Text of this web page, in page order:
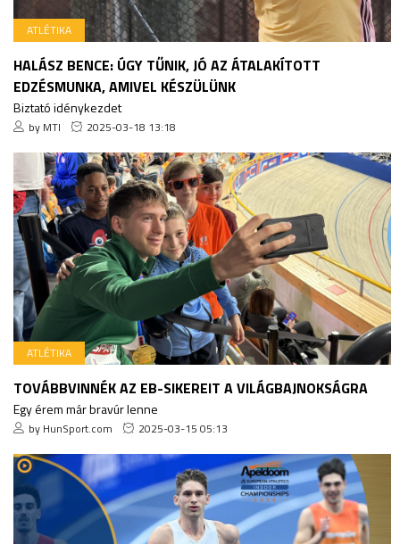
ATLÉTIKA
HALÁSZ BENCE: ÚGY TŰNIK, JÓ AZ ÁTALAKÍTOTT
EDZÉSMUNKA, AMIVEL KÉSZÜLÜNK
Biztató idénykezdet
by MTI 2025-03-18 13:18
ATLÉTIKA
TOVÁBBVINNÉK AZ EB-SIKEREIT A VILÁGBAJNOKSÁGRA
Egy érem már bravúr lenne
by HunSport.com 2025-03-15 05:13